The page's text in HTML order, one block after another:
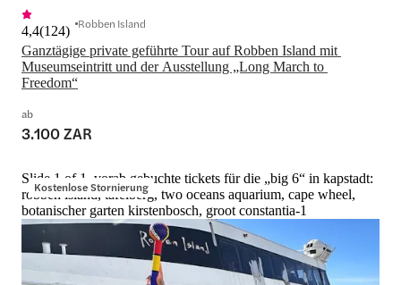
Ganztägige private geführte Tour auf Robben Island mit
Museumseintritt und der Ausstellung „Long March to
Freedom“
4,4(124) Robben Island
ab
3.100 ZAR
Kostenlose Stornierung
Slide 1 of 1, vorab gebuchte tickets für die „big 6“ in kapstadt:
robben island, tafelberg, two oceans aquarium, cape wheel,
botanischer garten kirstenbosch, groot constantia-1